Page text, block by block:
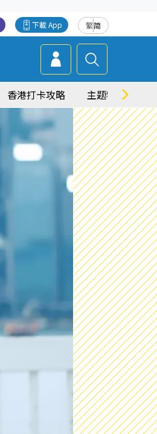
繁简
下載 App
香港打卡攻略 主题特集